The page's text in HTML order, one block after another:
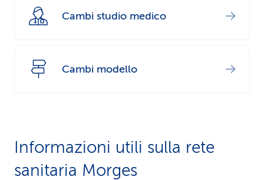
Cambi studio medico
Cambi modello
Informazioni utili sulla rete
sanitaria Morges